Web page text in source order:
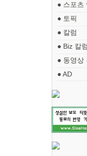
● 스포츠
● 토픽
● 칼럼
● Biz 칼럼
● 동영상
● AD